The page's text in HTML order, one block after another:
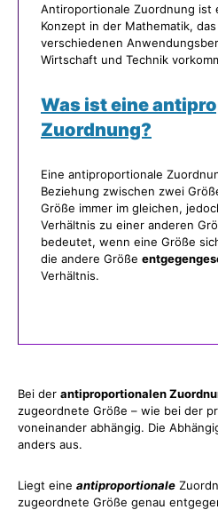
Antiroportionale Zuordnung ist
Konzept in der Mathematik,
verschiedenen
Wirtschaft und Technik
Was ist eine
Zuordnung?
Eine antiproportionale
Beziehung zwischen zwei
Größe immer im gleichen,
Verhältnis zu einer anderen
bedeutet, wenn eine Größe
die andere Größe
Verhältnis.
Bei der antiproportionalen
zugeordnete Größe – wie bei der
voneinander abhängig. Die
anders aus.
Liegt eine antiproportionale
zugeordnete Größe genau